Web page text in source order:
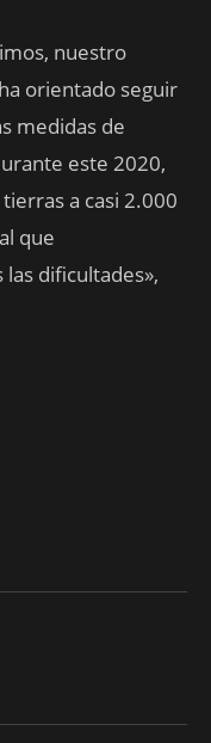
nuestro
orientado seguir
medidas de
este 2020,
a casi 2.000
que
dificultades»,